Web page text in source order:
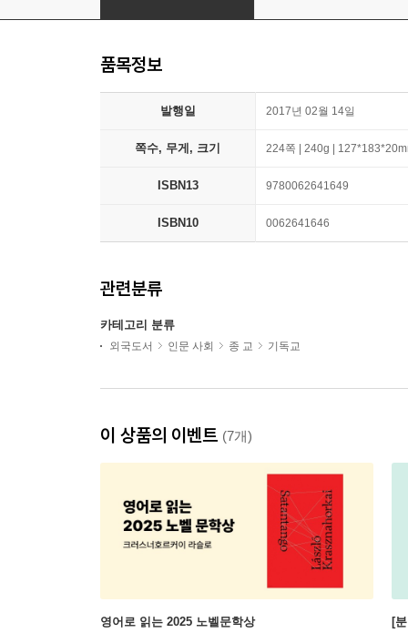
품목정보
발행일 2017년 02월 14일
쪽수, 무게, 크기 224쪽 | 240g |
ISBN13 9780062641649
ISBN10 0062641646
관련분류
카테고리 분류
외국도서 인문 사회 종 교 기독교
이 상품의 이벤트 (7개)
영어로 읽는 2025 노벨문학상 [